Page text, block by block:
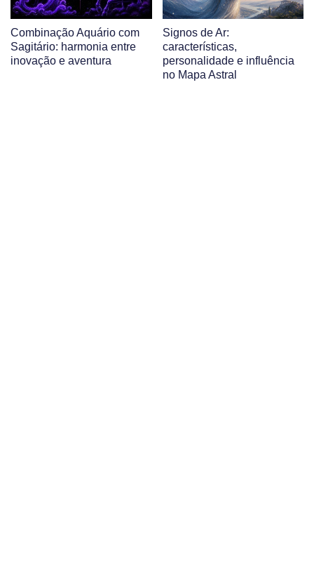
Combinação Aquário com
Sagitário: harmonia entre
inovação e aventura
Signos de Ar:
características,
personalidade e influência
no Mapa Astral